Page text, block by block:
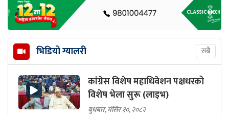
भिडियो ग्यालरी सबै
कांग्रेस विशेष महाधिवेशन पक्षधरको
विशेष भेला सुरू (लाइभ)
बुधबार, मंसिर १०, २०८२